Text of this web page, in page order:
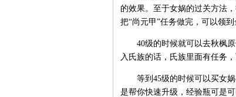
的效果。至于女娲的过关方法
把“尚元甲”任务做完，可以领
40级的时候就可以去秋枫原
入氏族的话，氏族里面有任务
等到45级的时候可以买女娲
是帮你快速升级，经验瓶可是